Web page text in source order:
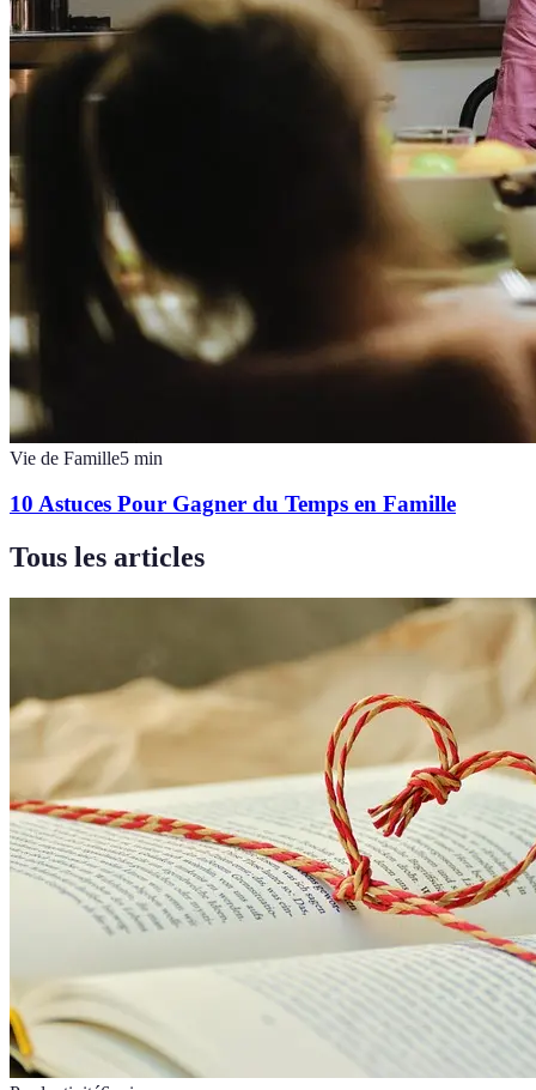
Vie de Famille5 min
10 Astuces Pour Gagner du Temps en Famille
Tous les articles